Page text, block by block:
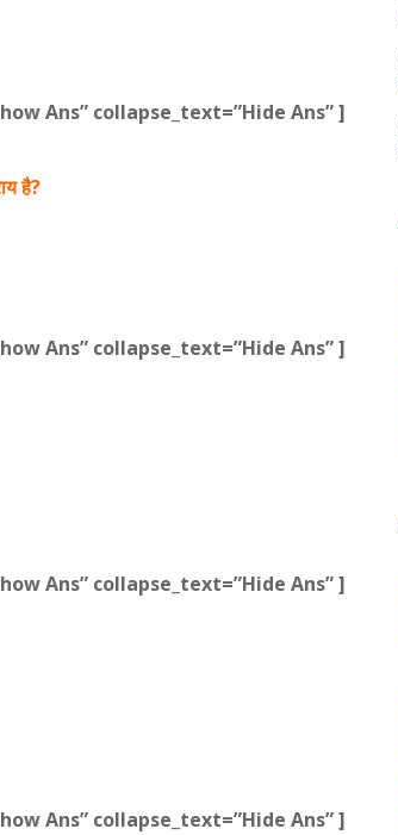
Ans” collapse_text=”Hide Ans” ]
है?
Ans” collapse_text=”Hide Ans” ]
Ans” collapse_text=”Hide Ans” ]
Ans” collapse_text=”Hide Ans” ]